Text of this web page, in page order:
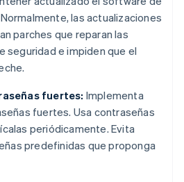
las actualizaciones
parches que reparan las
seguridad e impiden que el
fuertes: Implementa
fuertes. Usa contraseñas
periódicamente. Evita
predefinidas que proponga